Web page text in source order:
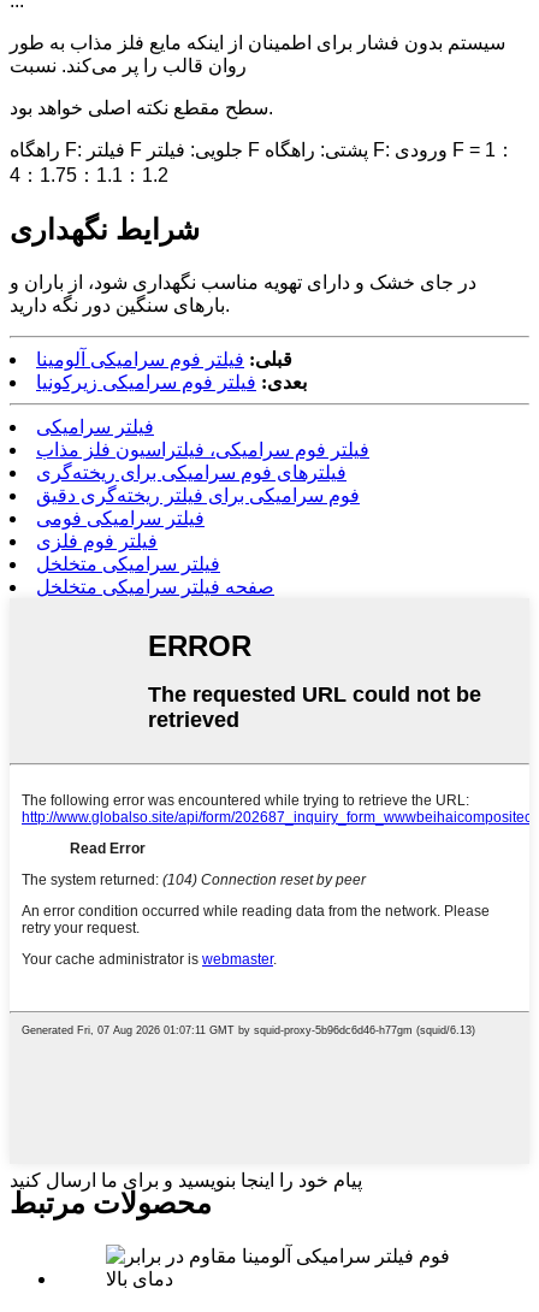
سیستم بدون فشار برای اطمینان از اینکه مایع فلز مذاب به طور
روان قالب را پر می‌کند. نسبت
سطح مقطع نکته اصلی خواهد بود.
راهگاه F: فیلتر F جلویی: فیلتر F پشتی: راهگاه F: ورودی F = 1：
4：1.75：1.1：1.2
شرایط نگهداری
در جای خشک و دارای تهویه مناسب نگهداری شود، از باران و
بارهای سنگین دور نگه دارید.
قبلی: فیلتر فوم سرامیکی آلومینا
بعدی: فیلتر فوم سرامیکی زیرکونیا
فیلتر سرامیکی
فیلتر فوم سرامیکی، فیلتراسیون فلز مذاب
فیلترهای فوم سرامیکی برای ریخته‌گری
فوم سرامیکی برای فیلتر ریخته‌گری دقیق
فیلتر سرامیکی فومی
فیلتر فوم فلزی
فیلتر سرامیکی متخلخل
صفحه فیلتر سرامیکی متخلخل
پیام خود را اینجا بنویسید و برای ما ارسال کنید
محصولات مرتبط